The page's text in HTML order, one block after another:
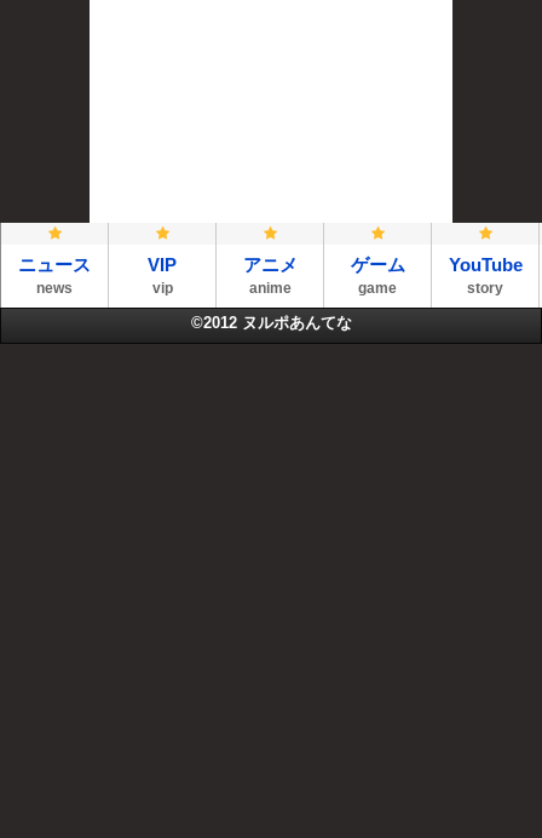
ニュース
news
VIP
vip
アニメ
anime
ゲーム
game
YouTube
story
©2012 ヌルポあんてな